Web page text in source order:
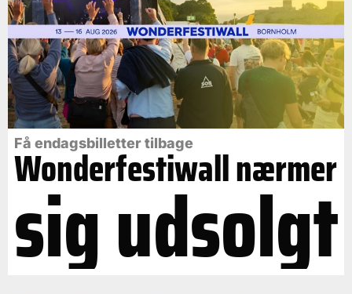
Få endagsbilletter tilbage
Wonderfestiwall nærmer
sig udsolgt